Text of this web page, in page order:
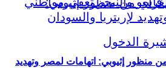
منظور إثيوبي: اتهامات لمصر وتهديد